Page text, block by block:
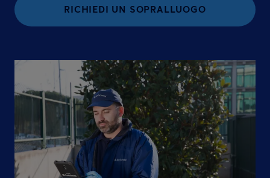
RICHIEDI UN SOPRALLUOGO